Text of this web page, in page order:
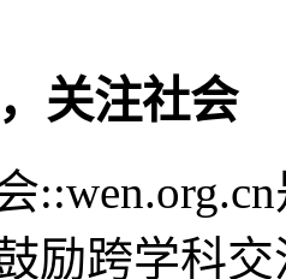
关注社会
励跨学科